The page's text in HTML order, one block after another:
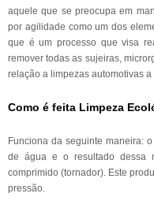
aquele que se preocupa em
por agilidade como um dos
que é um processo que visa
remover todas as sujeiras,
relação a limpezas automotivas a
Como é feita Limpeza
Funciona da seguinte maneira:
de água e o resultado dessa
comprimido (tornador). Este
pressão.